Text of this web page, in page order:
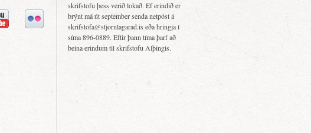
skrifstofu þess verið lokað. Ef erindið er
brýnt má út september senda netpóst á
skrifstofa@stjornlagarad.is eða hringja í
síma 896-0889. Eftir þann tíma þarf að
beina erindum til skrifstofu Alþingis.